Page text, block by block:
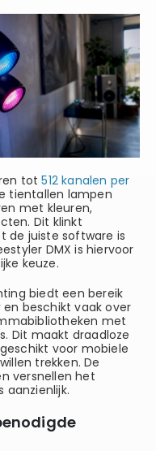
tot512 kanalen per
tientallen lampen
met kleuren,
Dit klinkt
de juiste software is
DMX is hiervoor
keuze.
biedt een bereik
en beschikt vaak over
met
Dit maakt draadloze
voor mobiele
trekken. De
versnellen het
aanzienlijk.